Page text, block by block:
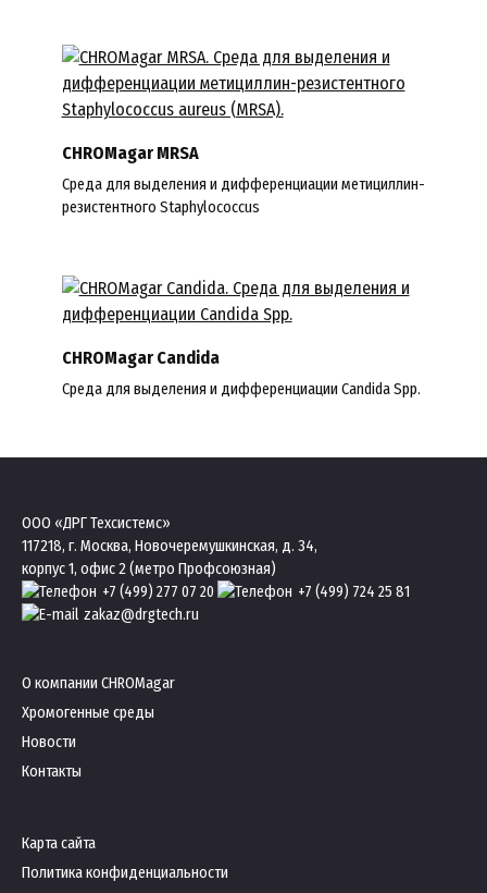
CHROMagar MRSA
Среда для выделения и дифференциации метициллин-
резистентного Staphylococcus
CHROMagar Candida
Cреда для выделения и дифференциации Candida Spp.
ООО «ДРГ Техсистемс»
117218, г. Москва, Новочеремушкинская, д. 34,
корпус 1, офис 2 (метро Профсоюзная)
+7 (499) 277 07 20
+7 (499) 724 25 81
zakaz@drgtech.ru
О компании CHROMagar
Хромогенные среды
Новости
Контакты
Карта сайта
Политика конфиденциальности